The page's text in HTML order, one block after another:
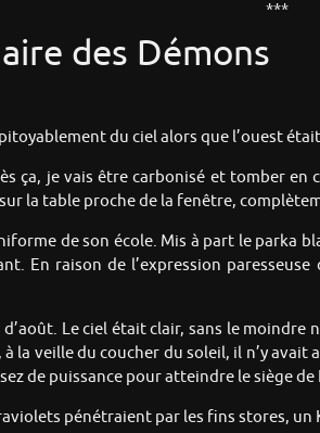
***
des Démons
du ciel alors que l’ouest
ça, je vais être carbonisé et tomber
la table proche de la fenêtre,
de son école. Mis à part le parka
En raison de l’expression
Le ciel était clair, sans le
la veille du coucher du soleil, il n’y
de puissance pour atteindre le siège
pénétraient par les fins stores,